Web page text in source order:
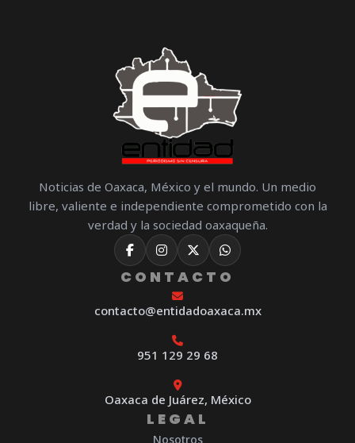
Noticias de Oaxaca, México y el mundo. Un medio
libre, valiente e independiente comprometido con la
verdad y la sociedad oaxaqueña.
CONTACTO
contacto@entidadoaxaca.mx
951 129 29 68
Oaxaca de Juárez, México
LEGAL
Nosotros